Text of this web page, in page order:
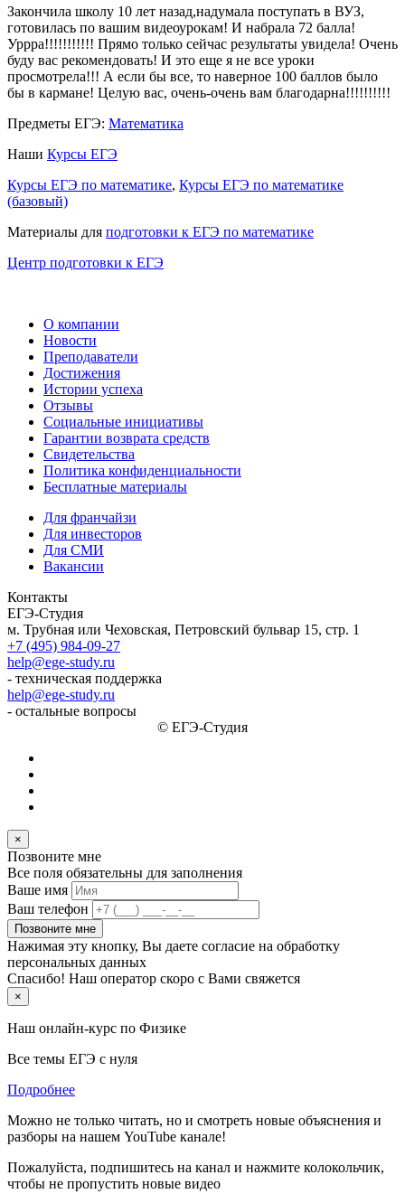
Закончила школу 10 лет назад,надумала поступать в ВУЗ,
готовилась по вашим видеоурокам! И набрала 72 балла!
Уррра!!!!!!!!!!! Прямо только сейчас результаты увидела! Очень
буду вас рекомендовать! И это еще я не все уроки
просмотрела!!! А если бы все, то наверное 100 баллов было
бы в кармане! Целую вас, очень-очень вам благодарна!!!!!!!!!!
Предметы ЕГЭ: Математика
Наши Курсы ЕГЭ
Курсы ЕГЭ по математике, Курсы ЕГЭ по математике
(базовый)
Материалы для подготовки к ЕГЭ по математике
Центр подготовки к ЕГЭ
О компании
Новости
Преподаватели
Достижения
Истории успеха
Отзывы
Социальные инициативы
Гарантии возврата средств
Свидетельства
Политика конфиденциальности
Бесплатные материалы
Для франчайзи
Для инвесторов
Для СМИ
Вакансии
Контакты
ЕГЭ-Студия
м. Трубная или Чеховская, Петровский бульвар 15, стр. 1
+7 (495) 984-09-27
help@ege-study.ru
- техническая поддержка
help@ege-study.ru
- остальные вопросы
© ЕГЭ-Студия
×
Позвоните мне
Все поля обязательны для заполнения
Ваше имя
Ваш телефон
Позвоните мне
Нажимая эту кнопку, Вы даете согласие на обработку
персональных данных
Спасибо! Наш оператор скоро с Вами свяжется
×
Наш онлайн-курс по Физике
Все темы ЕГЭ с нуля
Подробнее
Можно не только читать, но и смотреть новые объяснения и
разборы на нашем YouTube канале!
Пожалуйста, подпишитесь на канал и нажмите колокольчик,
чтобы не пропустить новые видео